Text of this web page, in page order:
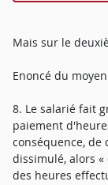
Mais sur le
Enoncé du moyen
8. Le salarié fait
paiement
conséquence, de
dissimulé, alors
des heures